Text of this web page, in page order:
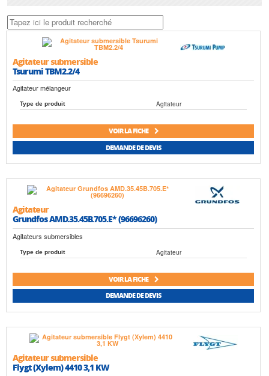
Agitateur submersible
Tsurumi TBM2.2/4
Agitateur mélangeur
Type de produit Agitateur
VOIR LA FICHE
DEMANDE DE DEVIS
Agitateur
Grundfos AMD.35.45B.705.E* (96696260)
Agitateurs submersibles
Type de produit Agitateur
VOIR LA FICHE
DEMANDE DE DEVIS
Agitateur submersible
Flygt (Xylem) 4410 3,1 KW